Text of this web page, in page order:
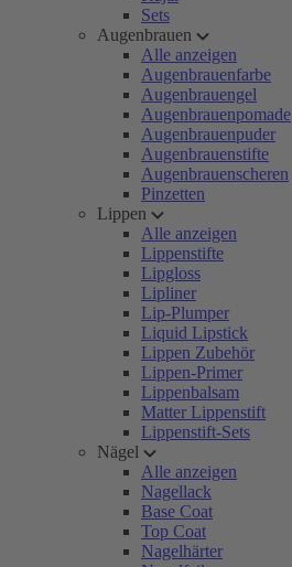
Sets
Augenbrauen
Alle anzeigen
Augenbrauenfarbe
Augenbrauengel
Augenbrauenpomade
Augenbrauenpuder
Augenbrauenstifte
Augenbrauenscheren
Pinzetten
Lippen
Alle anzeigen
Lippenstifte
Lipgloss
Lipliner
Lip-Plumper
Liquid Lipstick
Lippen Zubehör
Lippen-Primer
Lippenbalsam
Matter Lippenstift
Lippenstift-Sets
Nägel
Alle anzeigen
Nagellack
Base Coat
Top Coat
Nagelhärter